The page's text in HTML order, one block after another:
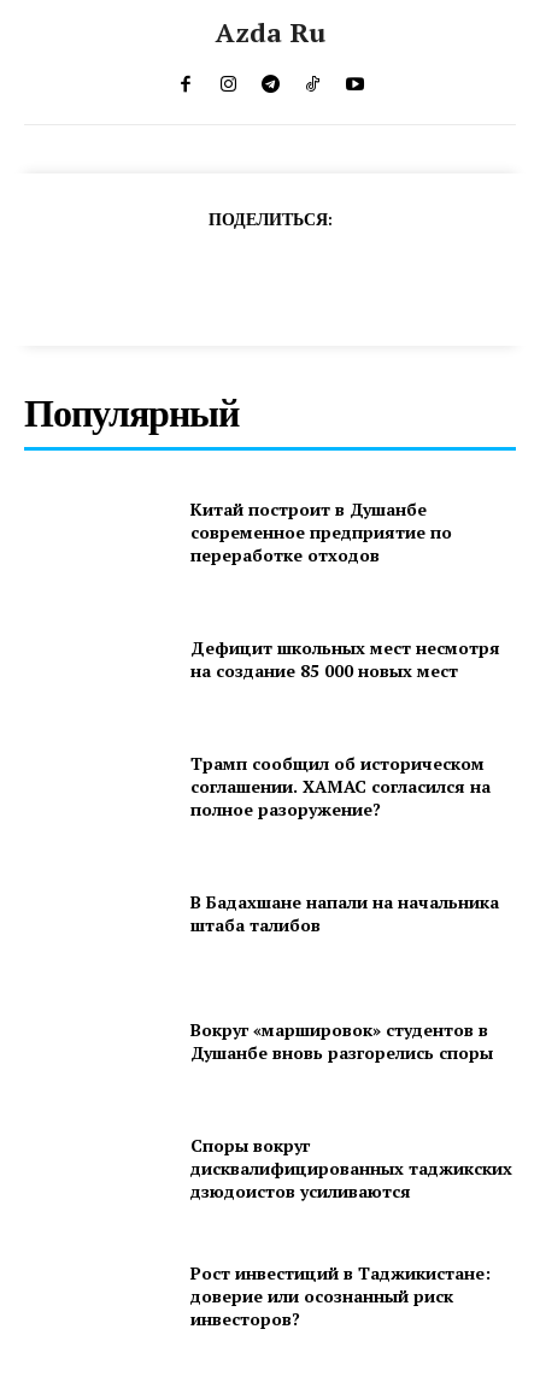
Azda Ru
ПОДЕЛИТЬСЯ:
Популярный
Китай построит в Душанбе
современное предприятие по
переработке отходов
Дефицит школьных мест несмотря
на создание 85 000 новых мест
Трамп сообщил об историческом
соглашении. ХАМАС согласился на
полное разоружение?
В Бадахшане напали на начальника
штаба талибов
Вокруг «маршировок» студентов в
Душанбе вновь разгорелись споры
Споры вокруг
дисквалифицированных таджикских
дзюдоистов усиливаются
Рост инвестиций в Таджикистане:
доверие или осознанный риск
инвесторов?